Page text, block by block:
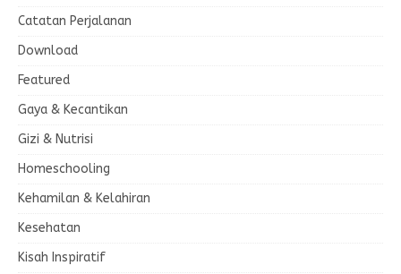
Catatan Perjalanan
Download
Featured
Gaya & Kecantikan
Gizi & Nutrisi
Homeschooling
Kehamilan & Kelahiran
Kesehatan
Kisah Inspiratif